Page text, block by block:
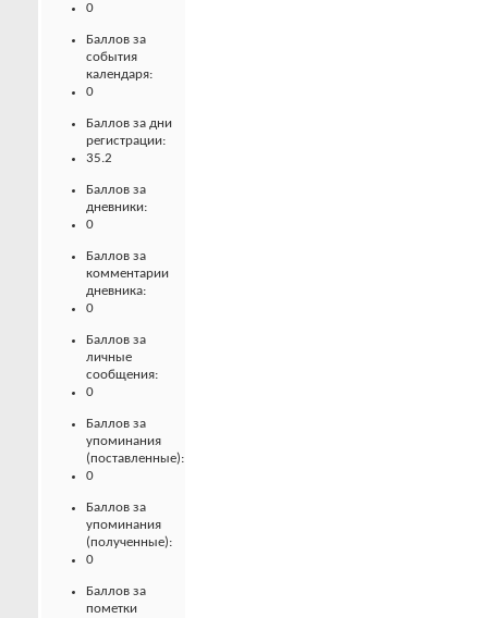
0
Баллов за
события
календаря:
0
Баллов за дни
регистрации:
35.2
Баллов за
дневники:
0
Баллов за
комментарии
дневника:
0
Баллов за
личные
сообщения:
0
Баллов за
упоминания
(поставленные):
0
Баллов за
упоминания
(полученные):
0
Баллов за
пометки